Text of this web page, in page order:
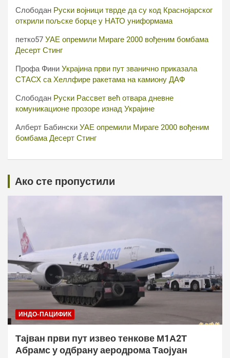
Слободан Руски војници тврде да су код Краснојарског
открили пољске борце у НАТО униформама
петко57 УАЕ опремили Мираге 2000 вођеним бомбама
Десерт Стинг
Профа Фини Украјина први пут званично приказала
СТАСХ са Хеллфире ракетама на камиону ДАФ
Слободан Руски Рассвет већ отвара дневне
комуникационе прозоре изнад Украјине
Алберт Бабински УАЕ опремили Мираге 2000 вођеним
бомбама Десерт Стинг
Ако сте пропустили
ИНДО-ПАЦИФИК
Тајван први пут извео тенкове М1А2Т
Абрамс у одбрану аеродрома Таојуан